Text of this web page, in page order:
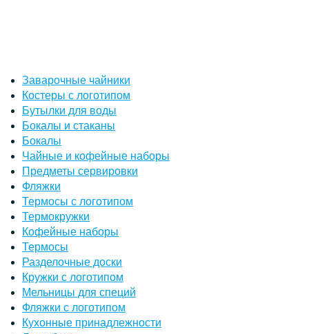
Заварочные чайники
Костеры с логотипом
Бутылки для воды
Бокалы и стаканы
Бокалы
Чайные и кофейные наборы
Предметы сервировки
Фляжки
Термосы с логотипом
Термокружки
Кофейные наборы
Термосы
Разделочные доски
Кружки с логотипом
Мельницы для специй
Фляжки с логотипом
Кухонные принадлежности